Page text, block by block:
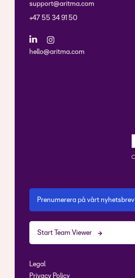
support@aritma.com
+47 55 34 91 50
hello@aritma.com
Prenumerera på vårt nyhetsbrev
Start Team Viewer
Legal
Privacy Policy